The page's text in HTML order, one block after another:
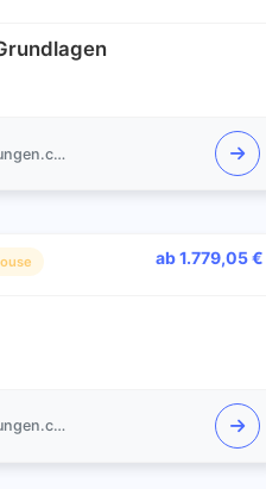
New Elements GmbH / IT-Schulungen.com
ab 1.779,05 €
New Elements GmbH / IT-Schulungen.com